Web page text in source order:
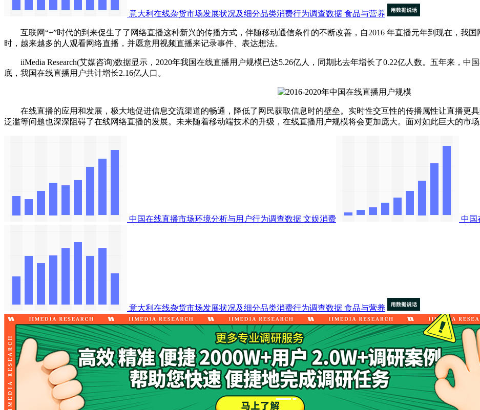
意大利在线杂货市场发展状况及细分品类消费行为调查数据 食品与营养
互联网“+”时代的到来促生了了网络直播这种新兴的传播方式，伴随移动通信条件的不断改善，自2016 年直播元年到现在，我国
时，越来越多的人观看网络直播，并愿意用视频直播来记录事件、表达想法。
iiMedia Research(艾媒咨询)数据显示，2020年我国在线直播用户规模已达5.26亿人，同期比去年增长了0.22亿人数。五年来，中
底，我国在线直播用户共计增长2.16亿人口。
在线直播的应用和发展，极大地促进信息交流渠道的畅通，降低了网民获取信息时的壁垒。实时性交互性的传播属性让直播更
泛滥等问题也深深阻碍了在线网络直播的发展。未来随着移动端技术的升级，在线直播用户规模将会更加庞大。面对如此巨大的市
中国在线直播市场环境分析与用户行为调查数据 文娱消费 中国
意大利在线杂货市场发展状况及细分品类消费行为调查数据 食品与营养